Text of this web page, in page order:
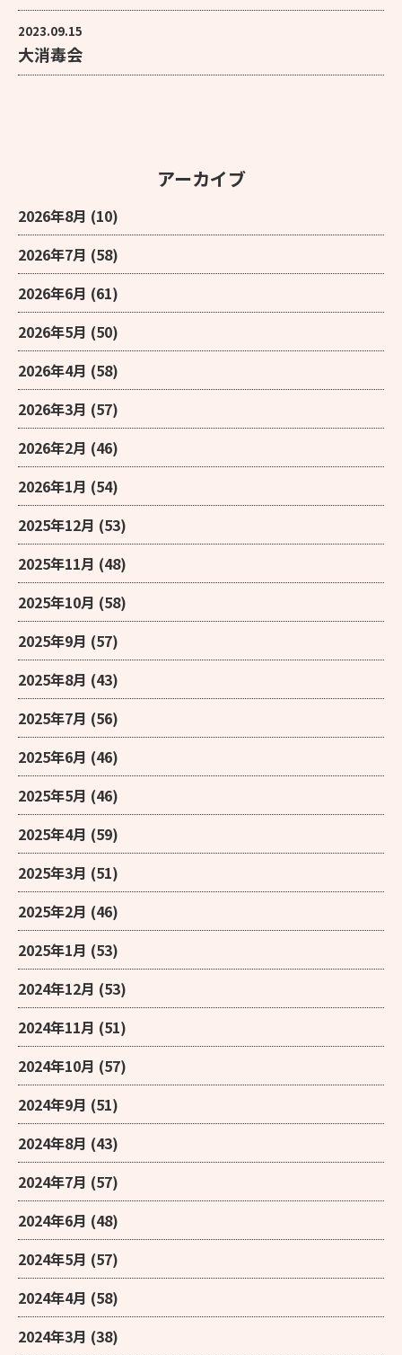
2023.09.15
大消毒会
アーカイブ
2026年8月 (10)
2026年7月 (58)
2026年6月 (61)
2026年5月 (50)
2026年4月 (58)
2026年3月 (57)
2026年2月 (46)
2026年1月 (54)
2025年12月 (53)
2025年11月 (48)
2025年10月 (58)
2025年9月 (57)
2025年8月 (43)
2025年7月 (56)
2025年6月 (46)
2025年5月 (46)
2025年4月 (59)
2025年3月 (51)
2025年2月 (46)
2025年1月 (53)
2024年12月 (53)
2024年11月 (51)
2024年10月 (57)
2024年9月 (51)
2024年8月 (43)
2024年7月 (57)
2024年6月 (48)
2024年5月 (57)
2024年4月 (58)
2024年3月 (38)